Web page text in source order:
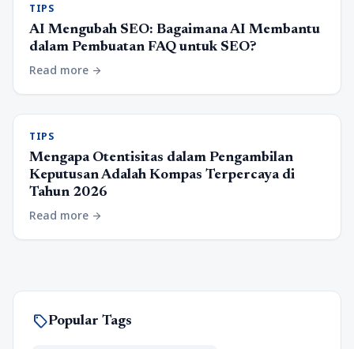
TIPS
AI Mengubah SEO: Bagaimana AI Membantu
dalam Pembuatan FAQ untuk SEO?
Read more arrow_forward
TIPS
Mengapa Otentisitas dalam Pengambilan
Keputusan Adalah Kompas Terpercaya di
Tahun 2026
Read more arrow_forward
sellPopular Tags